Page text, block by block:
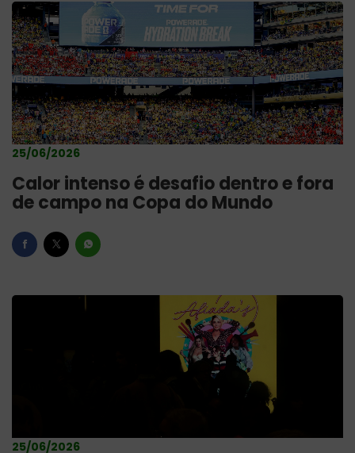
25/06/2026
Calor intenso é desafio dentro e fora
de campo na Copa do Mundo
25/06/2026